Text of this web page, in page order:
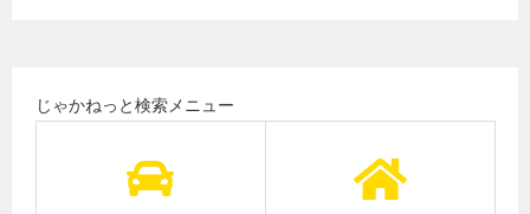
じゃかねっと検索メニュー